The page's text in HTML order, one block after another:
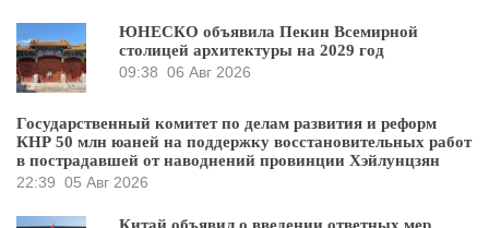
ЮНЕСКО объявила Пекин Всемирной
столицей архитектуры на 2029 год
09:38 06 Авг 2026
Государственный комитет по делам развития и реформ
КНР 50 млн юаней на поддержку восстановительных работ
в пострадавшей от наводнений провинции Хэйлунцзян
22:39 05 Авг 2026